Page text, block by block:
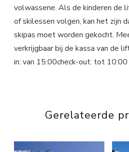
volwassene. Als de kinderen de
of skilessen volgen, kan het zijn
skipas moet worden gekocht.
verkrijgbaar bij de kassa van de
in: van 15:00check-out: tot 10:00
Gerelateerde